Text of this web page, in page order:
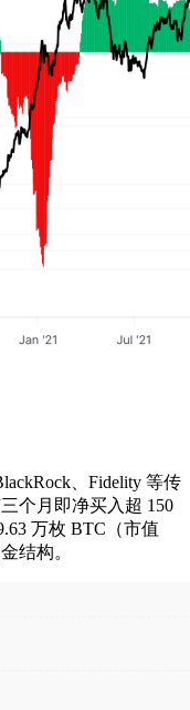
、Fidelity 等传
个月即净买入超 150
万枚 BTC（市值
结构。